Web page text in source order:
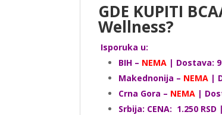
GDE KUPITI
Wellness?
Isporuka u:
BIH – NEMA | Dostava:
Makednonija – NEMA |
Crna Gora – NEMA |
Srbija: CENA: 1.250